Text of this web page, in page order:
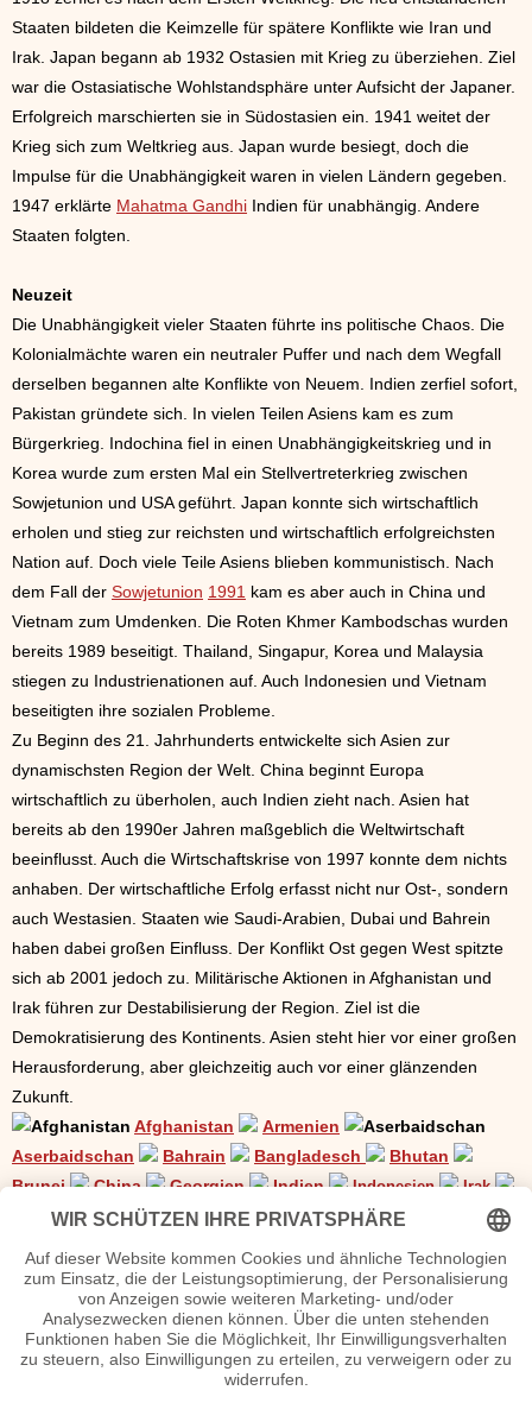
Staaten bildeten die Keimzelle für spätere Konflikte wie Iran und
Irak. Japan begann ab 1932 Ostasien mit Krieg zu überziehen. Ziel
war die Ostasiatische Wohlstandsphäre unter Aufsicht der Japaner.
Erfolgreich marschierten sie in Südostasien ein. 1941 weitet der
Krieg sich zum Weltkrieg aus. Japan wurde besiegt, doch die
Impulse für die Unabhängigkeit waren in vielen Ländern gegeben.
1947 erklärte Mahatma Gandhi Indien für unabhängig. Andere
Staaten folgten.
Neuzeit
Die Unabhängigkeit vieler Staaten führte ins politische Chaos. Die
Kolonialmächte waren ein neutraler Puffer und nach dem Wegfall
derselben begannen alte Konflikte von Neuem. Indien zerfiel sofort,
Pakistan gründete sich. In vielen Teilen Asiens kam es zum
Bürgerkrieg. Indochina fiel in einen Unabhängigkeitskrieg und in
Korea wurde zum ersten Mal ein Stellvertreterkrieg zwischen
Sowjetunion und USA geführt. Japan konnte sich wirtschaftlich
erholen und stieg zur reichsten und wirtschaftlich erfolgreichsten
Nation auf. Doch viele Teile Asiens blieben kommunistisch. Nach
dem Fall der Sowjetunion 1991 kam es aber auch in China und
Vietnam zum Umdenken. Die Roten Khmer Kambodschas wurden
bereits 1989 beseitigt. Thailand, Singapur, Korea und Malaysia
stiegen zu Industrienationen auf. Auch Indonesien und Vietnam
beseitigten ihre sozialen Probleme.
Zu Beginn des 21. Jahrhunderts entwickelte sich Asien zur
dynamischsten Region der Welt. China beginnt Europa
wirtschaftlich zu überholen, auch Indien zieht nach. Asien hat
bereits ab den 1990er Jahren maßgeblich die Weltwirtschaft
beeinflusst. Auch die Wirtschaftskrise von 1997 konnte dem nichts
anhaben. Der wirtschaftliche Erfolg erfasst nicht nur Ost-, sondern
auch Westasien. Staaten wie Saudi-Arabien, Dubai und Bahrein
haben dabei großen Einfluss. Der Konflikt Ost gegen West spitzte
sich ab 2001 jedoch zu. Militärische Aktionen in Afghanistan und
Irak führen zur Destabilisierung der Region. Ziel ist die
Demokratisierung des Kontinents. Asien steht hier vor einer großen
Herausforderung, aber gleichzeitig auch vor einer glänzenden
Zukunft.
Afghanistan
Armenien
Aserbaidschan
Bahrain Bangladesch
Bhutan
Brunei
China Georgien Indien Indonesien
Irak
Israel Japan Jemen Jordanien
Kambodscha
Malaysia
Malediven Mongolei Myanmar
Nepal
Nordkorea
Oman Pakistan Palästina
Philippinen
Russland
Saudi-Arabien Singapur Sri Lanka
Südkorea
Syrien
Tadschikistan Taiwan Thailand
Timor-Leste